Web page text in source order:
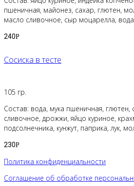
пшеничная, майонез, сахар, глютен,
масло сливочное, сыр моцарелла,
240Р
Сосиска в тесте
105 гр.
Состав: вода, мука пшеничная, глютен,
сливочное, дрожжи, яйцо куриное,
подсолнечника, кунжут, паприка, лук,
230Р
Политика конфиденциальности
Соглашение об обработке